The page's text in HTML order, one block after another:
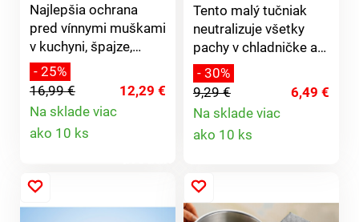
Najlepšia ochrana
pred vínnymi muškami
v kuchyni, špajze,
karavane atď. Pasca s
vysoko účinnou
návnadou magicky
priláka škodcov -
problém vyriešený!
vínne mušky - hotovo!
2 pasce + 4 návnady.
- 25%
16,99 €
12,29 €
Na sklade viac
ako 10 ks
Tento malý tučniak
neutralizuje všetky
pachy v chladničke a
zaisťuje sviežu vôňu.
Stačí naplniť práškom
do pečiva.
- 30%
9,29 €
6,49 €
Na sklade viac
ako 10 ks